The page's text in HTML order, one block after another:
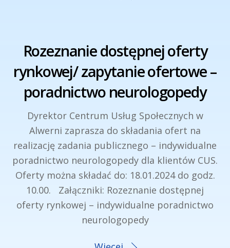
Rozeznanie dostępnej oferty
rynkowej/ zapytanie ofertowe –
poradnictwo neurologopedy
Dyrektor Centrum Usług Społecznych w
Alwerni zaprasza do składania ofert na
realizację zadania publicznego – indywidualne
poradnictwo neurologopedy dla klientów CUS.
Oferty można składać do: 18.01.2024 do godz.
10.00. Załączniki: Rozeznanie dostępnej
oferty rynkowej – indywidualne poradnictwo
neurologopedy